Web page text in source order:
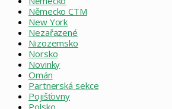
Německo CTM
New York
Nezařazené
Nizozemsko
Norsko
Novinky
Omán
Partnerská sekce
Pojišťovny